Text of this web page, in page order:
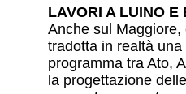
LAVORI A LUINO E
Anche sul
tradotta in realtà una
programma tra Ato,
la progettazione